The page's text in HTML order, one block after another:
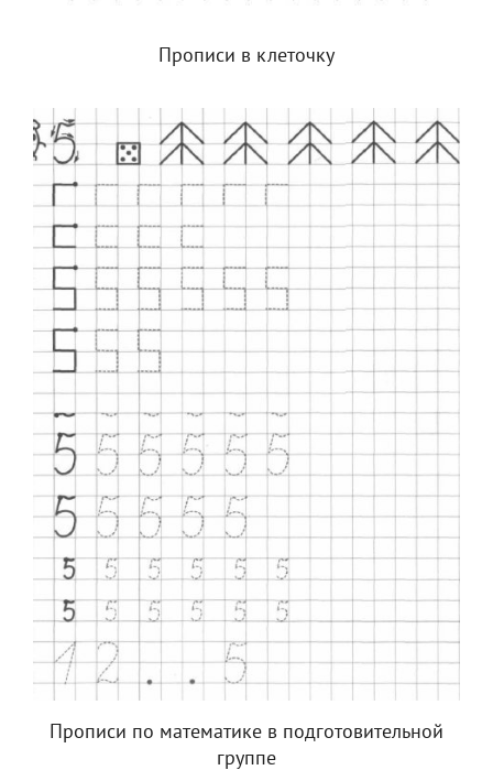
Прописи в клеточку
Прописи по математике в подготовительной
группе